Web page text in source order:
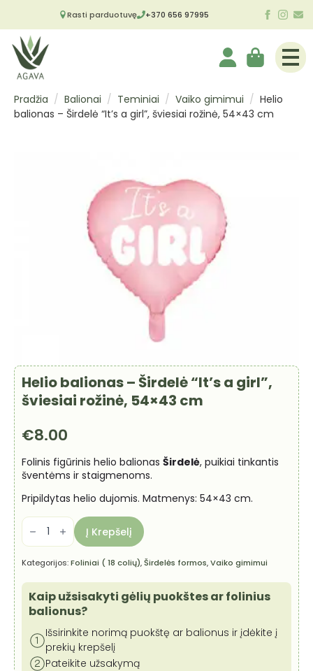
Rasti parduotuvę +370 656 97995
Pradžia Balionai Teminiai Vaiko gimimui
Helio
balionas – Širdelė “It’s a girl”, šviesiai rožinė, 54×43 cm
Helio balionas – Širdelė “It’s a girl”,
šviesiai rožinė, 54×43 cm
€8.00
Folinis figūrinis helio balionas Širdelė, puikiai tinkantis
šventėms ir staigmenoms.
Pripildytas helio dujomis. Matmenys: 54×43 cm.
produkto
kiekis:
Helio
balionas
-
Širdelė
"It's
a
girl",
šviesiai
rožinė,
54x43
cm
Į Krepšelį
Kategorijos:Foliniai ( 18 colių),Širdelės formos,Vaiko gimimui
Kaip užsisakyti gėlių puokštes ar folinius
balionus?
Išsirinkite norimą puokštę ar balionus ir įdėkite į
prekių krepšelį
Pateikite užsakymą